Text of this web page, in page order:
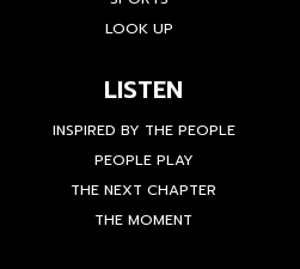
LOOK UP
LISTEN
INSPIRED BY THE PEOPLE
PEOPLE PLAY
THE NEXT CHAPTER
THE MOMENT